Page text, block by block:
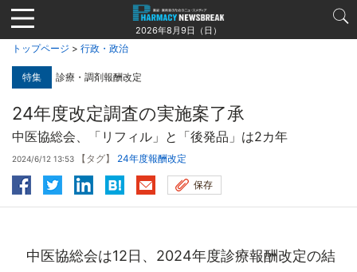
Jump
to
navigation
2026年8月9日（日）
トップページ > 行政・政治
特集 診療・調剤報酬改定
24年度改定調査の実施案了承
中医協総会、「リフィル」と「後発品」は2カ年
2024/6/12 13:53 【タグ】 24年度報酬改定
保存
中医協総会は12日、2024年度診療報酬改定の結